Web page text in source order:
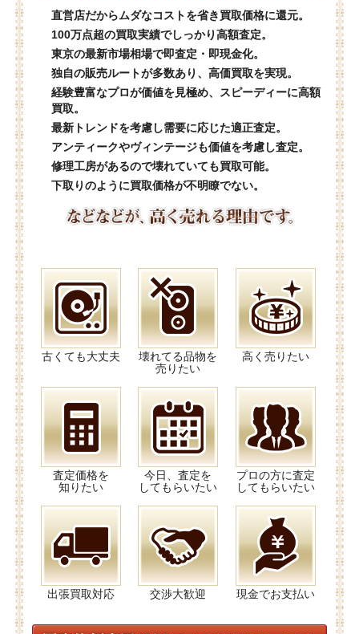
直営店だからムダなコストを省き買取価格に還元。
100万点超の買取実績でしっかり高額査定。
東京の最新市場相場で即査定・即現金化。
独自の販売ルートが多数あり、高価買取を実現。
経験豊富なプロが価値を見極め、スピーディーに高額
買取。
最新トレンドを考慮し需要に応じた適正査定。
アンティークやヴィンテージも価値を考慮し査定。
修理工房があるので壊れていても買取可能。
下取りのように買取価格が不明瞭でない。
古くても大丈夫
壊れてる品物を
売りたい
高く売りたい
査定価格を
知りたい
今日、査定を
してもらいたい
プロの方に査定
してもらいたい
出張買取対応 交渉大歓迎 現金でお支払い